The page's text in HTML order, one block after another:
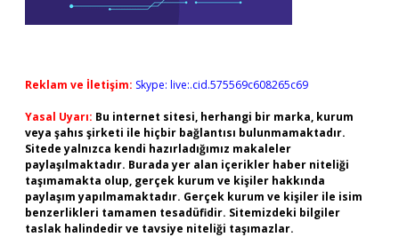
Reklam ve İletişim: Skype: live:.cid.575569c608265c69
Yasal Uyarı: Bu internet sitesi, herhangi bir marka, kurum
veya şahıs şirketi ile hiçbir bağlantısı bulunmamaktadır.
Sitede yalnızca kendi hazırladığımız makaleler
paylaşılmaktadır. Burada yer alan içerikler haber niteliği
taşımamakta olup, gerçek kurum ve kişiler hakkında
paylaşım yapılmamaktadır. Gerçek kurum ve kişiler ile isim
benzerlikleri tamamen tesadüfidir. Sitemizdeki bilgiler
taslak halindedir ve tavsiye niteliği taşımazlar.